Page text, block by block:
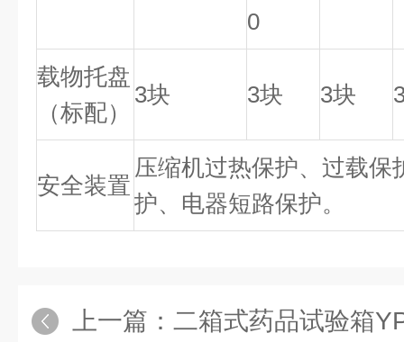
0
载物托盘
（标配）
3块 3块 3块
安全装置
压缩机过热保护、过载保
护、电器短路保护。
上一篇： 二箱式药品试验箱